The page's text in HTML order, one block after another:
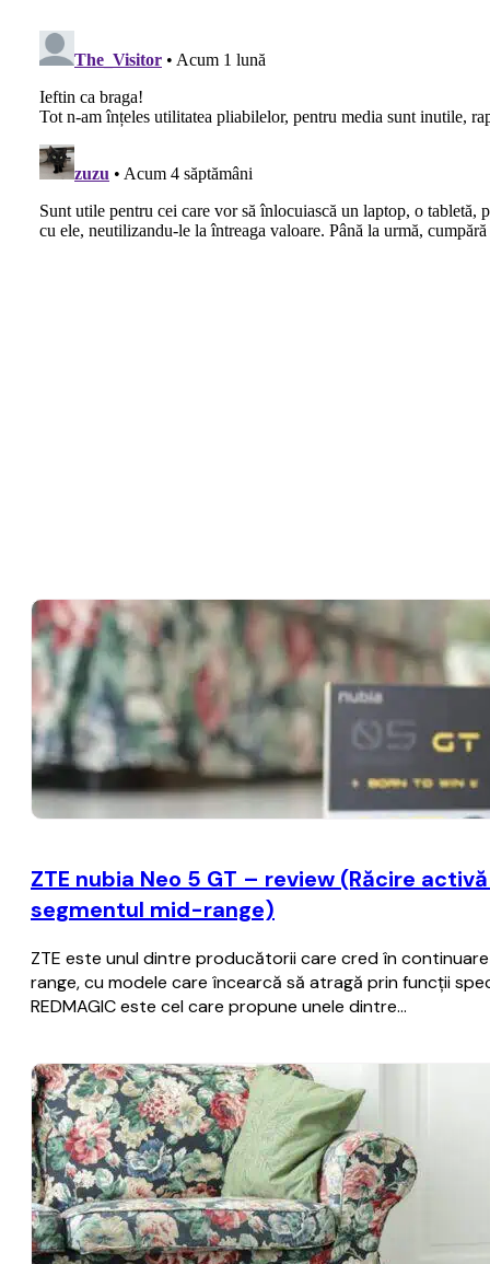
ZTE nubia Neo 5 GT – review (Răcire
segmentul mid-range)
ZTE este unul dintre producătorii care cred în
range, cu modele care încearcă să atragă prin funcții
REDMAGIC este cel care propune unele dintre…